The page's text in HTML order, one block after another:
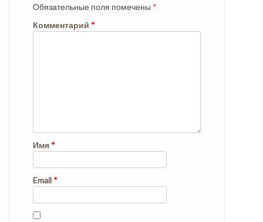
Обязательные поля помечены *
Комментарий *
Имя *
Email *